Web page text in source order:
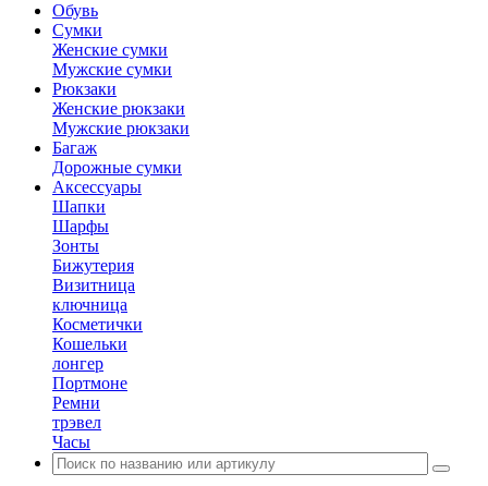
Обувь
Сумки
Женские сумки
Мужские сумки
Рюкзаки
Женские рюкзаки
Мужские рюкзаки
Багаж
Дорожные сумки
Аксессуары
Шапки
Шарфы
Зонты
Бижутерия
Визитница
ключница
Косметички
Кошельки
лонгер
Портмоне
Ремни
трэвел
Часы